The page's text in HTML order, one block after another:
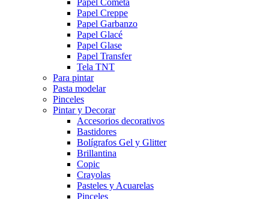
Papel Creppe
Papel Garbanzo
Papel Glacé
Papel Glase
Papel Transfer
Tela TNT
Para pintar
Pasta modelar
Pinceles
Pintar y Decorar
Accesorios decorativos
Bastidores
Bolígrafos Gel y Glitter
Brillantina
Copic
Crayolas
Pasteles y Acuarelas
Pinceles